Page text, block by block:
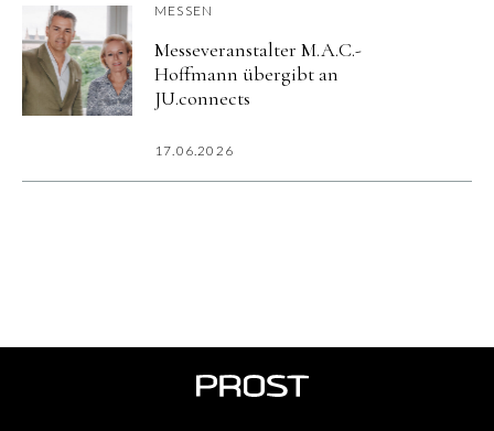
MESSEN
Messeveranstalter M.A.C.-
Hoffmann übergibt an
JU.connects
17.06.2026